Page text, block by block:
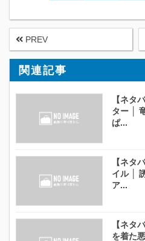
PREV
関連記事
【ネタ
ター │
ぱ...
【ネタ
イル │
ア...
【ネタ
を着た